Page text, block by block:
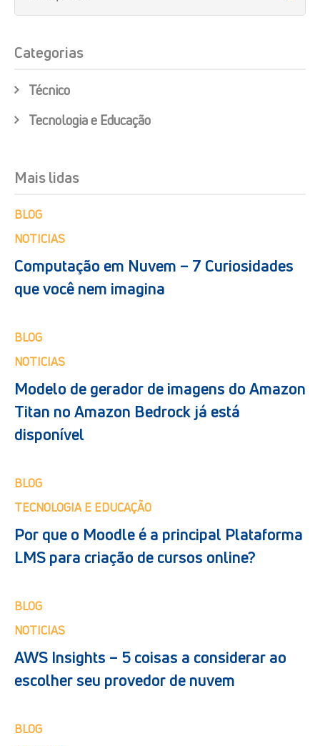
Categorias
Técnico
Tecnologia e Educação
Mais lidas
BLOG
NOTICIAS
Computação em Nuvem – 7 Curiosidades
que você nem imagina
BLOG
NOTICIAS
Modelo de gerador de imagens do Amazon
Titan no Amazon Bedrock já está
disponível
BLOG
TECNOLOGIA E EDUCAÇÃO
Por que o Moodle é a principal Plataforma
LMS para criação de cursos online?
BLOG
NOTICIAS
AWS Insights – 5 coisas a considerar ao
escolher seu provedor de nuvem
BLOG